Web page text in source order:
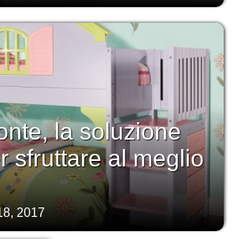
la soluzione
sfruttare al meglio
2017